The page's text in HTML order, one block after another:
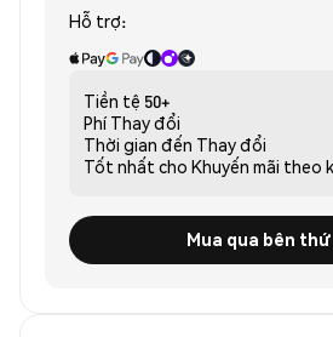
Hỗ trợ:
Tiền tệ 50+
Phí Thay đổi
Thời gian đến Thay đổi
Tốt nhất cho Khuyến mãi theo
Mua qua bên thứ